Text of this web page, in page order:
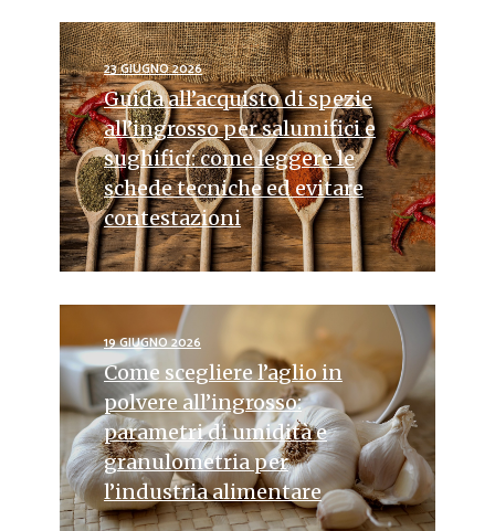
23 GIUGNO 2026
Guida all’acquisto di spezie
all’ingrosso per salumifici e
sughifici: come leggere le
schede tecniche ed evitare
contestazioni
19 GIUGNO 2026
Come scegliere l’aglio in
polvere all’ingrosso:
parametri di umidità e
granulometria per
l’industria alimentare